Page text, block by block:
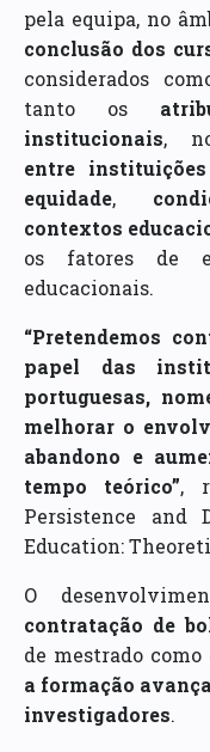
pela equipa, no
conclusão dos
considerados
tanto os
institucionais,
entre instituições
equidade,
contextos
os fatores de
educacionais.
“Pretendemos
papel das
portuguesas,
melhorar o
abandono e
tempo teórico”,
Persistence and
Education:
O
contratação de
de mestrado
a formação
investigadores.